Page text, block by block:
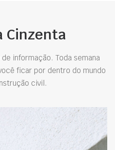
Cinzenta
informação. Toda semana
ficar por dentro do mundo
civil.